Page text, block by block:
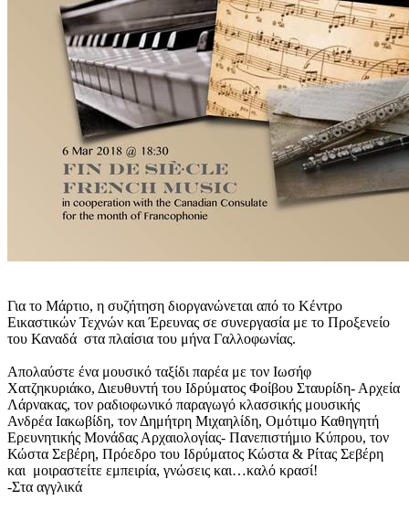
Για το Μάρτιο, η συζήτηση διοργανώνεται από το Κέντρο
Εικαστικών Τεχνών και Έρευνας σε συνεργασία με το Προξενείο
του Καναδά στα πλαίσια του μήνα Γαλλοφωνίας.
Απολαύστε ένα μουσικό ταξίδι παρέα με τον Ιωσήφ
Χατζηκυριάκο, Διευθυντή του Ιδρύματος Φοίβου Σταυρίδη- Αρχεία
Λάρνακας, τον ραδιοφωνικό παραγωγό κλασσικής μουσικής
Ανδρέα Ιακωβίδη, τον Δημήτρη Μιχαηλίδη, Ομότιμο Καθηγητή
Ερευνητικής Μονάδας Αρχαιολογίας- Πανεπιστήμιο Κύπρου, τον
Κώστα Σεβέρη, Πρόεδρο του Ιδρύματος Κώστα & Ρίτας Σεβέρη
και μοιραστείτε εμπειρία, γνώσεις και…καλό κρασί!
-Στα αγγλικά